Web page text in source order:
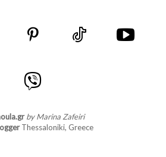
by Marina Zafeiri
Thessaloniki, Greece